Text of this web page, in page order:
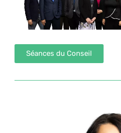
Séances du Conseil